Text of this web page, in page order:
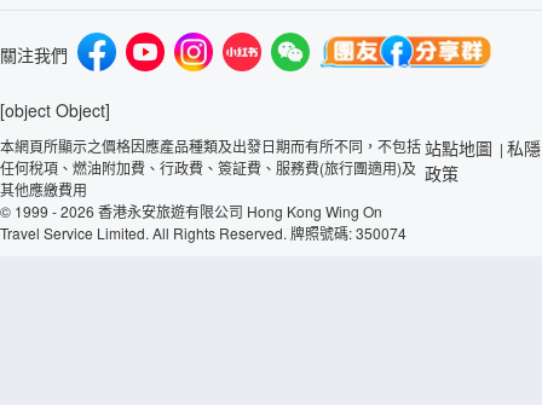
關注我們
[object Object]
本網頁所顯示之價格因應產品種類及出發日期而有所不同，不包括
任何稅項、燃油附加費、行政費、簽証費、服務費(旅行團適用)及
其他應繳費用
© 1999 - 2026 香港永安旅遊有限公司 Hong Kong Wing On
Travel Service Limited. All Rights Reserved. 牌照號碼: 350074
站點地圖 | 私隱
政策